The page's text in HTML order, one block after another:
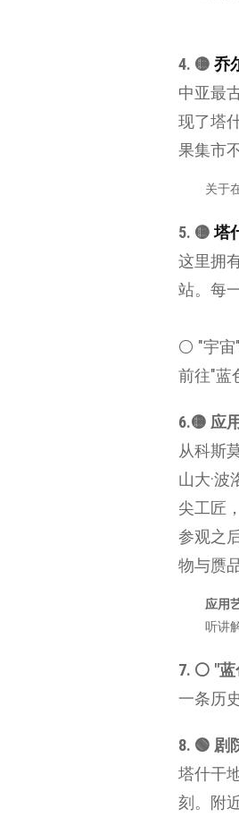
4. 🟡 乔
中亚最
现了塔
果集市
关于
5. 🟡塔
这里拥
站。每
⚪️ "宇
前往"蓝
6.🟡 应
从科斯
山大·
尖工匠
参观之
物与赝
应用
听讲
7. ⚪️ "
一条历
8. 🟢 剧
塔什干
刻。附